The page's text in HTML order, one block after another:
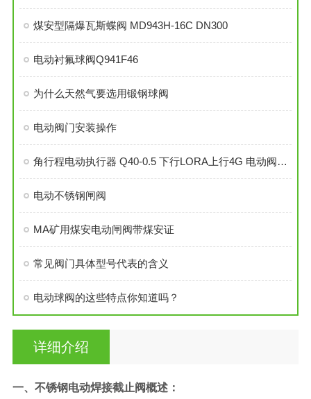
煤安型隔爆瓦斯蝶阀 MD943H-16C DN300
电动衬氟球阀Q941F46
为什么天然气要选用锻钢球阀
电动阀门安装操作
角行程电动执行器 Q40-0.5 下行LORA上行4G 电动阀执行机构
电动不锈钢闸阀
MA矿用煤安电动闸阀带煤安证
常见阀门具体型号代表的含义
电动球阀的这些特点你知道吗？
详细介绍
一、 不锈钢电动焊接截止阀概述：